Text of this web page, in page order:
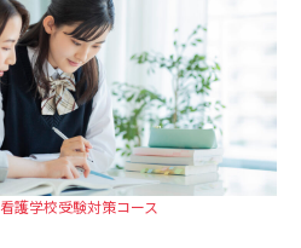
看護学校受験対策コース